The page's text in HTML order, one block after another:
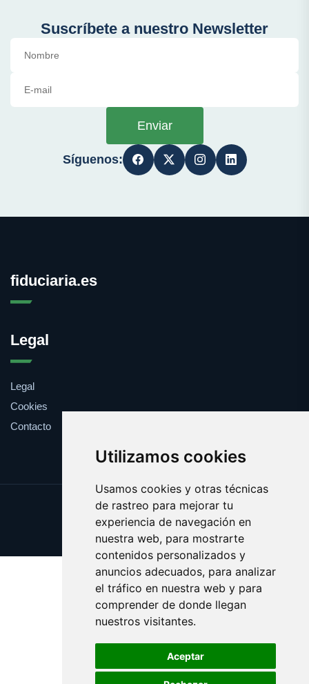
Utilizamos cookies
Usamos cookies y otras técnicas
de rastreo para mejorar tu
experiencia de navegación en
nuestra web, para mostrarte
contenidos personalizados y
anuncios adecuados, para analizar
el tráfico en nuestra web y para
comprender de donde llegan
nuestros visitantes.
Aceptar
Suscríbete a nuestro Newsletter
Enviar
Síguenos:
fiduciaria.es
Legal
Legal
Cookies
Contacto
Update cookies preferences
Copyright © 2025 fiduciaria.es